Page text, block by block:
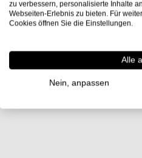
zu verbessern, personalisierte Inhalte
Webseiten-Erlebnis zu bieten. Für
Cookies öffnen Sie die Einstellungen.
Alle
Nein, anpassen